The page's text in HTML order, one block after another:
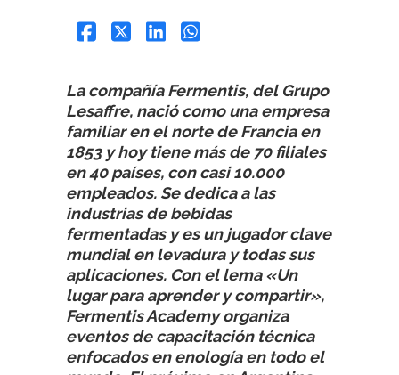
La compañía Fermentis, del Grupo
Lesaffre, nació como una empresa
familiar en el norte de Francia en
1853 y hoy tiene más de 70 filiales
en 40 países, con casi 10.000
empleados. Se dedica a las
industrias de bebidas
fermentadas y es un jugador clave
mundial en levadura y todas sus
aplicaciones. Con el lema «Un
lugar para aprender y compartir»,
Fermentis Academy organiza
eventos de capacitación técnica
enfocados en enología en todo el